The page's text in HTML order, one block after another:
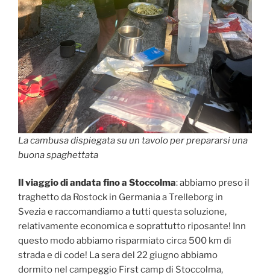
La cambusa dispiegata su un tavolo per prepararsi una
buona spaghettata
Il viaggio di andata fino a Stoccolma: abbiamo preso il
traghetto da Rostock in Germania a Trelleborg in
Svezia e raccomandiamo a tutti questa soluzione,
relativamente economica e soprattutto riposante! Inn
questo modo abbiamo risparmiato circa 500 km di
strada e di code! La sera del 22 giugno abbiamo
dormito nel campeggio First camp di Stoccolma,